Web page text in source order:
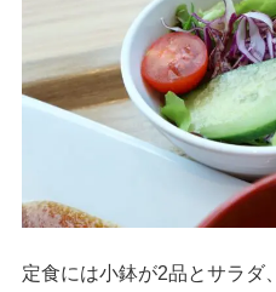
定食には小鉢が2品とサラダ